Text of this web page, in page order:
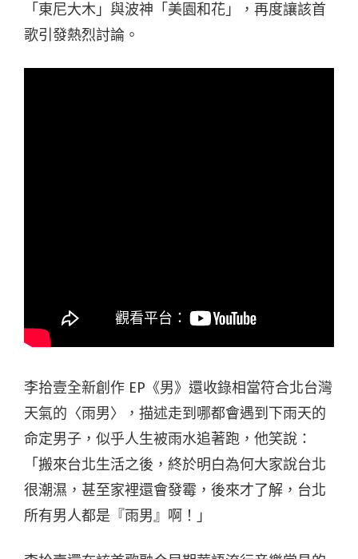
「東尼大木」與波神「美園和花」，再度讓該首
歌引發熱烈討論。
李拾壹全新創作 EP《男》還收錄相當符合北台灣
天氣的〈雨男〉，描述走到哪都會遇到下雨天的
命定男子，似乎人生被雨水追著跑，他笑說：
「搬來台北生活之後，終於明白為何大家說台北
很潮濕，甚至家裡還會發霉，後來才了解，台北
所有男人都是『雨男』啊！」